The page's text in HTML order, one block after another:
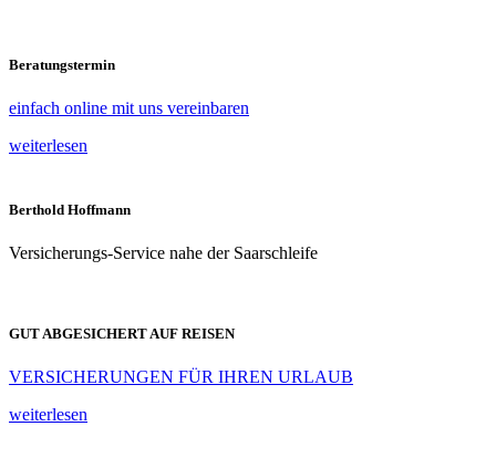
Beratungstermin
einfach online mit uns vereinbaren
weiterlesen
Berthold Hoffmann
Versicherungs-Service nahe der Saarschleife
GUT ABGESICHERT AUF REISEN
VERSICHERUNGEN FÜR IHREN URLAUB
weiterlesen